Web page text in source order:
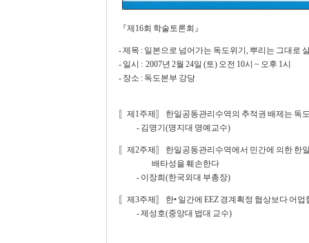
『제16회 학술토론회』
- 제목 : 일본으로 넘어가는 독도위기, 뿌리는 그대로
- 일시 : 2007년 2월 24일 (토) 오전 10시 ~ 오후 1시
- 장소 : 독도본부 강당
〚제1주제〛 한일공동관리수역의 추적권 배제는 독
- 김명기(명지대 명예교수)
〚제2주제〛 한일공동관리수역에서 민간에 의한
배타성을 훼손한다
- 이장희(한국외대 부총장)
〚제3주제〛 한• 일간에 EEZ 경계획정 협상보다 어
- 제성호(중앙대 법대 교수)